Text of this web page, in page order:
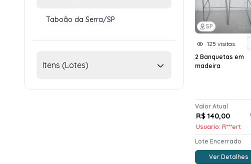
Taboão da Serra/SP
Itens (Lotes)
SP
125 visitas
2 Banquetas em
madeira
Valor Atual
R$ 140,00
Usuario: R***ert
Lote Encerrado
Ver Detalhes